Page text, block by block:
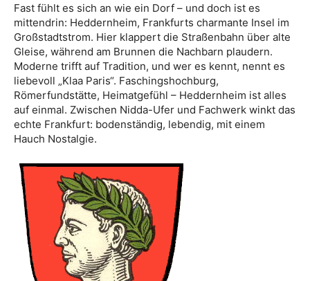
Fast fühlt es sich an wie ein Dorf – und doch ist es
mittendrin: Heddernheim, Frankfurts charmante Insel im
Großstadtstrom. Hier klappert die Straßenbahn über alte
Gleise, während am Brunnen die Nachbarn plaudern.
Moderne trifft auf Tradition, und wer es kennt, nennt es
liebevoll „Klaa Paris“. Faschingshochburg,
Römerfundstätte, Heimatgefühl – Heddernheim ist alles
auf einmal. Zwischen Nidda-Ufer und Fachwerk winkt das
echte Frankfurt: bodenständig, lebendig, mit einem
Hauch Nostalgie.